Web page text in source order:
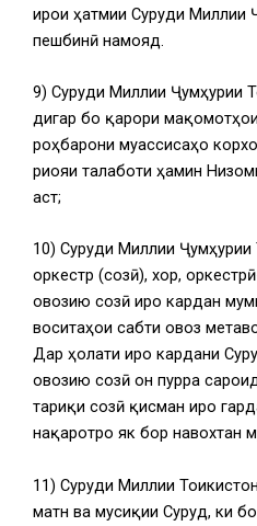
иҷрои ҳатмии Суруди Миллии
пешбинӣ намояд.
9) Суруди Миллии Ҷумҳурии
дигар бо қарори
роҳбарони муассисаҳо
риояи талаботи ҳамин
аст;
10) Суруди Миллии Ҷумҳурии
оркестр (созӣ), хор,
овозию созӣ иҷро кардан
воситаҳои сабти овоз
Дар ҳолати иҷро кардани
овозию созӣ он пурра
тариқи созӣ қисман иҷро
нақаротро як бор навохтан
11) Суруди Миллии
матн ва мусиқии Суруд, ки